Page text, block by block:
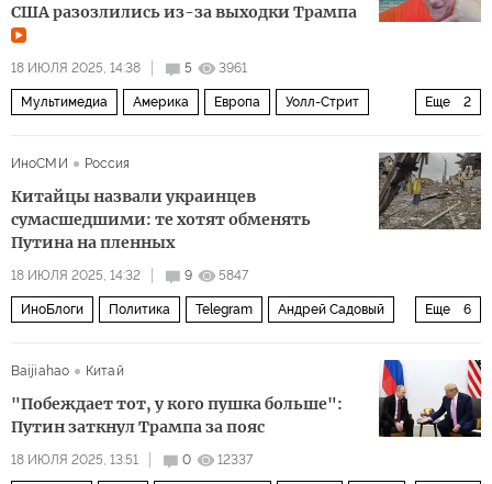
США разозлились из-за выходки Трампа
18 ИЮЛЯ 2025, 14:38 5 3961
Еще 2
Мультимедиа Америка Европа Уолл-Стрит
ИноСМИ
Россия
Китайцы назвали украинцев
сумасшедшими: те хотят обменять
Путина на пленных
18 ИЮЛЯ 2025, 14:32 9 5847
Еще 6
ИноБлоги Политика Telegram Андрей Садовый
Baijiahao Китай
"Побеждает тот, у кого пушка больше":
Путин заткнул Трампа за пояс
18 ИЮЛЯ 2025, 13:51 0 12337